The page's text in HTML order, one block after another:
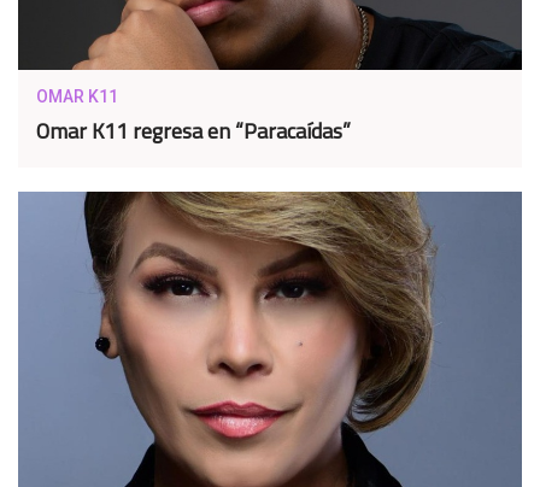
OMAR K11
Omar K11 regresa en “Paracaídas”